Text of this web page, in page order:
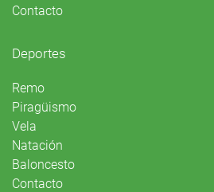
Contacto
Deportes
Remo
Piragüismo
Vela
Natación
Baloncesto
Contacto